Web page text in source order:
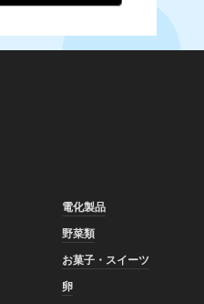
電化製品
野菜類
お菓子・スイーツ
卵